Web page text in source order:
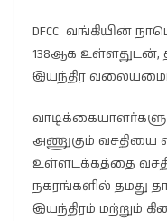
DFCC வங்கியின்
138ஆக உள்ளதுடன்,
இயந்திர
அணுகும் வசதியை
உள்ளடக்கத்தை
நகரங்களில் தமது
இயந்திரம் மற்றும்